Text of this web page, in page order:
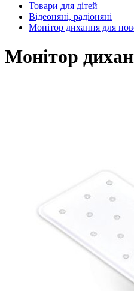
Товари для дітей
Відеоняні, радіоняні
Монітор дихання для
Монітор